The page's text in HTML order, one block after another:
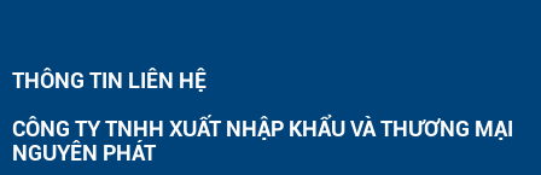
THÔNG TIN LIÊN HỆ
CÔNG TY TNHH XUẤT NHẬP KHẨU VÀ THƯƠNG MẠI
NGUYÊN PHÁT